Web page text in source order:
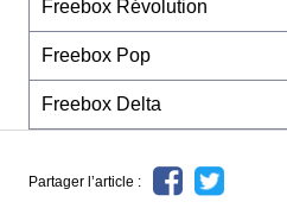
Freebox Révolution
Freebox Pop
Freebox Delta
Partager l’article :